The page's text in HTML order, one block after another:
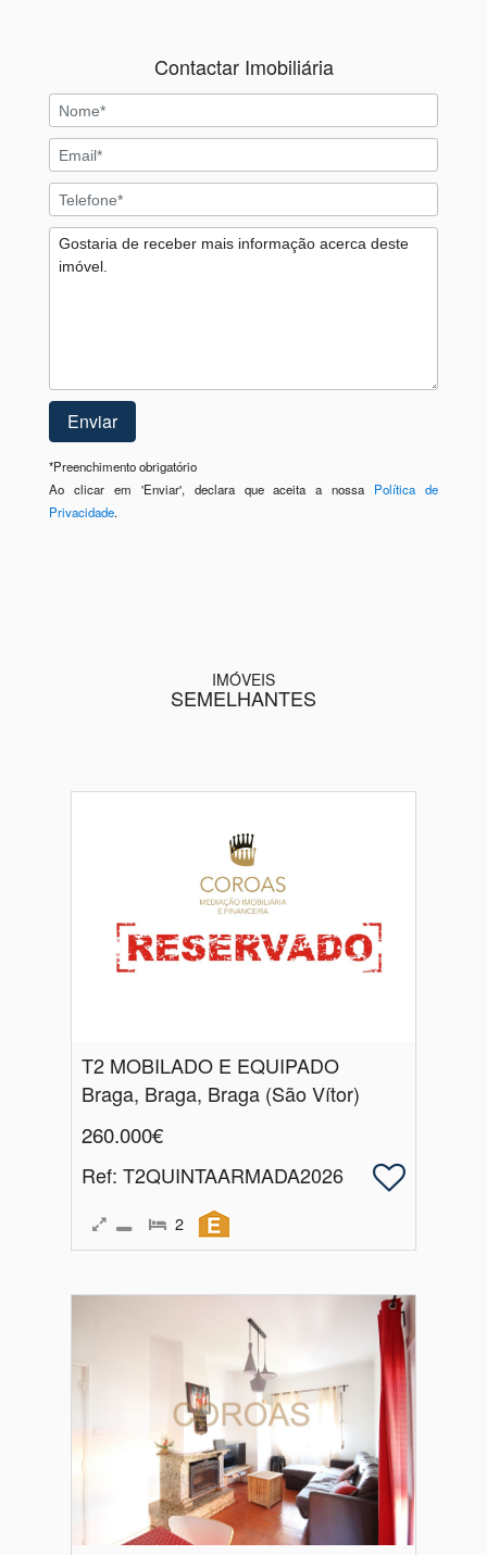
Contactar Imobiliária
*Preenchimento obrigatório
Ao clicar em 'Enviar', declara que aceita a nossa Política de
Privacidade.
IMÓVEIS
SEMELHANTES
T2 MOBILADO E EQUIPADO
Braga, Braga, Braga (São Vítor)
260.000€
Ref: T2QUINTAARMADA2026
2